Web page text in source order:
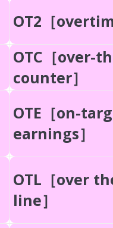
OT2［
OTC［over-
counter］
OTE［on-
earnings］
OTL［over
line］